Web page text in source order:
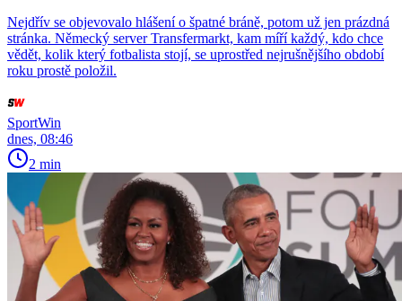
Nejdřív se objevovalo hlášení o špatné bráně, potom už jen prázdná
stránka. Německý server Transfermarkt, kam míří každý, kdo chce
vědět, kolik který fotbalista stojí, se uprostřed nejrušnějšího období
roku prostě položil.
SportWin
dnes, 08:46
2 min